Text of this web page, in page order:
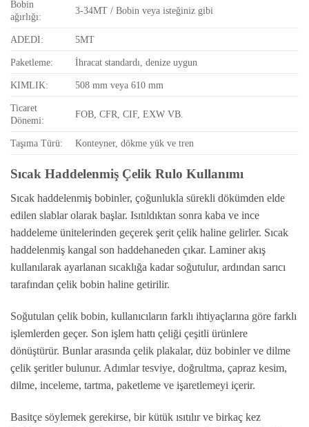
Bobin
ağırlığı:
3-34MT / Bobin veya isteğiniz gibi
ADEDI: 5MT
Paketleme: İhracat standardı, denize uygun
KIMLIK: 508 mm veya 610 mm
Ticaret
Dönemi:
FOB, CFR, CIF, EXW VB.
Taşıma Türü: Konteyner, dökme yük ve tren
Sıcak Haddelenmiş Çelik Rulo Kullanımı
Sıcak haddelenmiş bobinler, çoğunlukla sürekli dökümden elde
edilen slablar olarak başlar. Isıtıldıktan sonra kaba ve ince
haddeleme ünitelerinden geçerek şerit çelik haline gelirler. Sıcak
haddelenmiş kangal son haddehaneden çıkar. Laminer akış
kullanılarak ayarlanan sıcaklığa kadar soğutulur, ardından sarıcı
tarafından çelik bobin haline getirilir.
Soğutulan çelik bobin, kullanıcıların farklı ihtiyaçlarına göre farklı
işlemlerden geçer. Son işlem hattı çeliği çeşitli ürünlere
dönüştürür. Bunlar arasında çelik plakalar, düz bobinler ve dilme
çelik şeritler bulunur. Adımlar tesviye, doğrultma, çapraz kesim,
dilme, inceleme, tartma, paketleme ve işaretlemeyi içerir.
Basitçe söylemek gerekirse, bir kütük ısıtılır ve birkaç kez